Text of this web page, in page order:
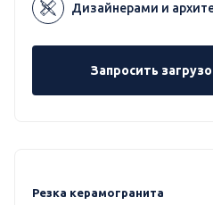
Дизайнерами и
Запросить
Резка керамогранита